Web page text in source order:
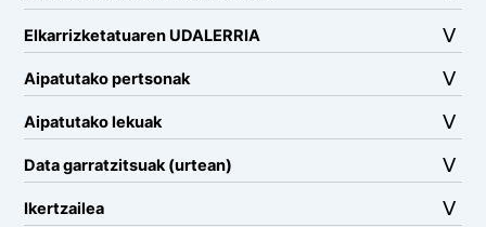
Elkarrizketatuaren UDALERRIA
Aipatutako pertsonak
Aipatutako lekuak
Data garratzitsuak (urtean)
Ikertzailea